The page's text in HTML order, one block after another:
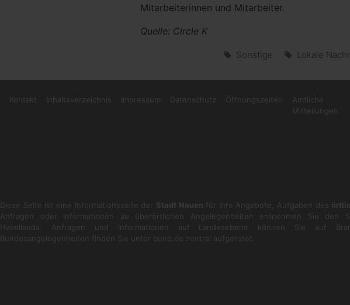
Mitarbeiterinnen und Mitarbeiter.
Quelle: Circle K
Sonstige Lokale
Kontakt Inhaltsverzeichnis Impressum Datenschutz Öffnungszeiten
Amtliche
Mitteilungen
Diese Seite ist eine Informationsseite der Stadt Nauen für ihre Angebote, Aufgaben des
Anfragen oder Informationen zu überörtlichen Angelegenheiten entnehmen Sie den
Havellands. Anfragen und Informationen auf Landesebene können Sie auf
Bundesangelegenheiten finden Sie unter
bund.de zentral aufgelistet.